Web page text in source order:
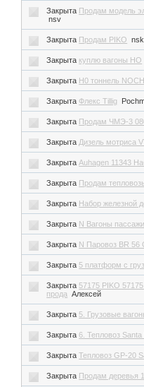
Закрыта Продам модель
nsv
Закрыта Продам PIKO
Закрыта куплю вагоны НО
Закрыта H0 тоннель
Закрыта Флекс Tillig
Закрыта Продам ЧМЭ-3
Закрыта Дизель мотриса
Закрыта Auhagen 11343
Закрыта Продам
Закрыта Набор железной
Закрыта N Вагоны
Закрыта N Паровоз BR 56
Закрыта 5 платформ с
Закрыта 57175 PIKO
прода
Алексей
Закрыта 5. Грузовые
Закрыта 6. Тепловоз
ЗакрытаТепловоз GP-20
Закрыта Продам деревья